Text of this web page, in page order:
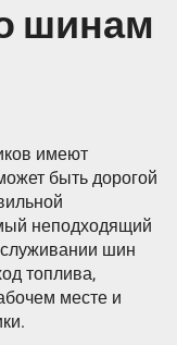
шинам
имеют
быть дорогой
неподходящий
шин
топлива,
месте и